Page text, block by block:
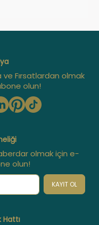
Fırsatlardan olmak
olun!
olmak için e-
olun!
KAYIT OL